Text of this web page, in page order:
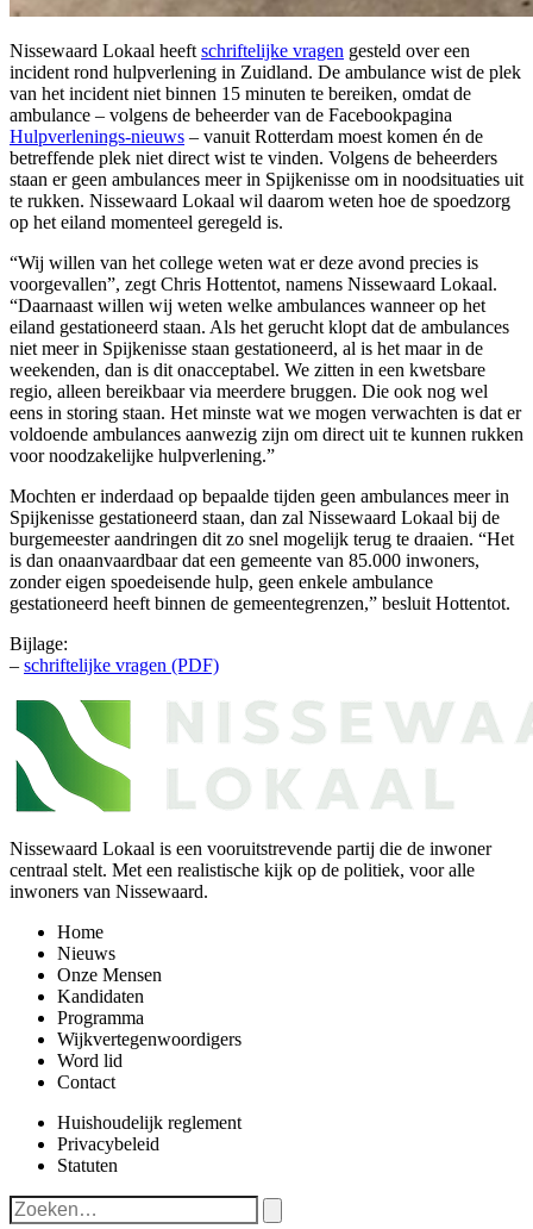
Nissewaard Lokaal heeft schriftelijke vragen gesteld over een
incident rond hulpverlening in Zuidland. De ambulance wist de plek
van het incident niet binnen 15 minuten te bereiken, omdat de
ambulance – volgens de beheerder van de Facebookpagina
Hulpverlenings-nieuws – vanuit Rotterdam moest komen én de
betreffende plek niet direct wist te vinden. Volgens de beheerders
staan er geen ambulances meer in Spijkenisse om in noodsituaties uit
te rukken. Nissewaard Lokaal wil daarom weten hoe de spoedzorg
op het eiland momenteel geregeld is.
“Wij willen van het college weten wat er deze avond precies is
voorgevallen”, zegt Chris Hottentot, namens Nissewaard Lokaal.
“Daarnaast willen wij weten welke ambulances wanneer op het
eiland gestationeerd staan. Als het gerucht klopt dat de ambulances
niet meer in Spijkenisse staan gestationeerd, al is het maar in de
weekenden, dan is dit onacceptabel. We zitten in een kwetsbare
regio, alleen bereikbaar via meerdere bruggen. Die ook nog wel
eens in storing staan. Het minste wat we mogen verwachten is dat er
voldoende ambulances aanwezig zijn om direct uit te kunnen rukken
voor noodzakelijke hulpverlening.”
Mochten er inderdaad op bepaalde tijden geen ambulances meer in
Spijkenisse gestationeerd staan, dan zal Nissewaard Lokaal bij de
burgemeester aandringen dit zo snel mogelijk terug te draaien. “Het
is dan onaanvaardbaar dat een gemeente van 85.000 inwoners,
zonder eigen spoedeisende hulp, geen enkele ambulance
gestationeerd heeft binnen de gemeentegrenzen,” besluit Hottentot.
Bijlage:
– schriftelijke vragen (PDF)
Nissewaard Lokaal is een vooruitstrevende partij die de inwoner
centraal stelt. Met een realistische kijk op de politiek, voor alle
inwoners van Nissewaard.
Home
Nieuws
Onze Mensen
Kandidaten
Programma
Wijkvertegenwoordigers
Word lid
Contact
Huishoudelijk reglement
Privacybeleid
Statuten